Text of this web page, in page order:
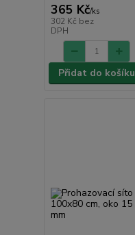
365 Kč/ks
302 Kč bez
DPH
Přidat do košíku